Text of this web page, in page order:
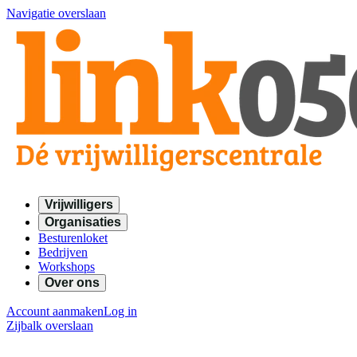
Navigatie overslaan
Vrijwilligers
Organisaties
Besturenloket
Bedrijven
Workshops
Over ons
Account aanmakenLog in
Zijbalk overslaan